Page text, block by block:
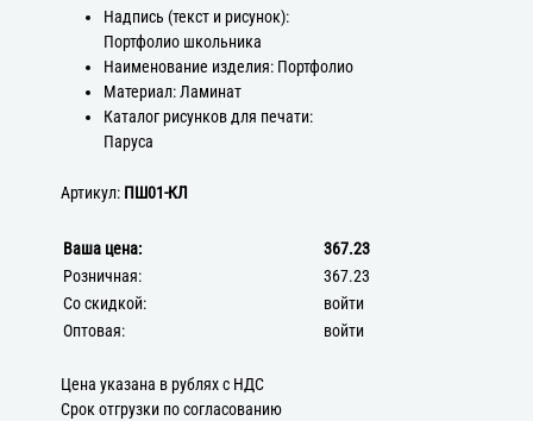
Надпись (текст и рисунок):
Портфолио школьника
Наименование изделия: Портфолио
Материал: Ламинат
Каталог рисунков для печати:
Паруса
Артикул: ПШ01-КЛ
Ваша цена:
367.23
Розничная:
367.23
Со скидкой:
войти
Оптовая:
войти
Цена указана в рублях с НДС
Срок отгрузки по согласованию